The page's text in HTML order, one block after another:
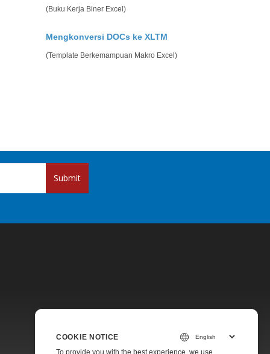
(Buku Kerja Biner Excel)
Mengkonversi DOCs ke XLTM
(Template Berkemampuan Makro Excel)
Submit
Paid Support
COOKIE NOTICE
To provide you with the best experience, we use